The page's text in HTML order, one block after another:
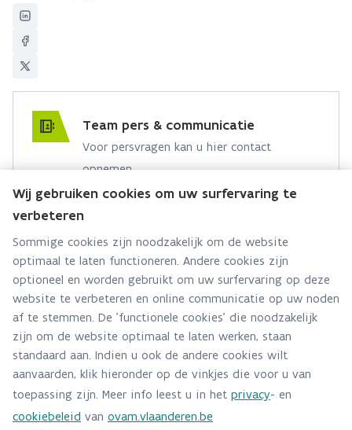
Team pers & communicatie
Voor persvragen kan u hier contact
opnemen.
Hebt u een persvraag? Stel ze hier:
Via contact formulier
Alle contactgegevens
Adres
Stationsstraat 110
2800 Mechelen
Route en bereikbaarheid
Telefoon
015284140
Wij gebruiken cookies om uw surfervaring te
verbeteren
Sommige cookies zijn noodzakelijk om de website
optimaal te laten functioneren. Andere cookies zijn
optioneel en worden gebruikt om uw surfervaring op deze
website te verbeteren en online communicatie op uw noden
af te stemmen. De 'functionele cookies' die noodzakelijk
zijn om de website optimaal te laten werken, staan
standaard aan. Indien u ook de andere cookies wilt
aanvaarden, klik hieronder op de vinkjes die voor u van
toepassing zijn. Meer info leest u in het privacy- en
cookiebeleid van ovam.vlaanderen.be